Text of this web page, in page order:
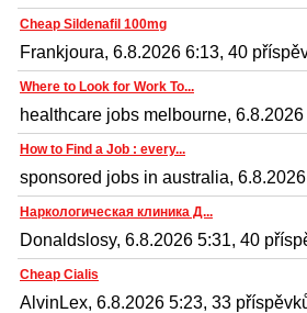
Cheap Sildenafil 100mg
Frankjoura, 6.8.2026 6:13, 40
Where to Look for Work To...
healthcare jobs melbourne,
How to Find a Job : every...
sponsored jobs in australia,
Наркологическая клиника Д...
Donaldslosy, 6.8.2026 5:31, 40
Cheap Cialis
AlvinLex, 6.8.2026 5:23, 33